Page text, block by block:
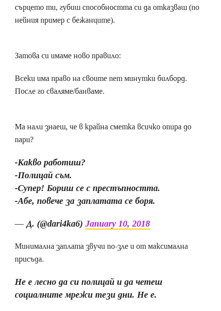
сърцето ти, губиш способността си да отказваш (по
нейния пример с бежанците).
Затова си имаме ново правило:
Всеки има право на своите пет минутки билборд.
После го сваляме/банваме.
Ма нали знаеш, че в крайна сметка всичко опира до
пари?
-Какво работиш?
-Полицай съм.
-Супер! Бориш се с престъпността.
-Абе, повече за заплатата се боря.
— Д. (@dari4ka6) January 10, 2018
Минимална заплата звучи по-зле и от максимална
присъда.
Не е лесно да си полицай и да четеш
социалните мрежи тези дни. Не е.